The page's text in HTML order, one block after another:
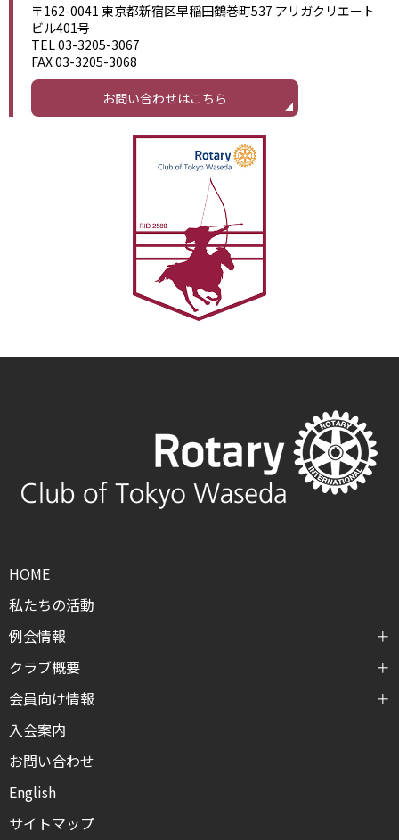
〒162-0041 東京都新宿区早稲田鶴巻町537 アリガクリエート
ビル401号
TEL 03-3205-3067
FAX 03-3205-3068
お問い合わせはこちら
HOME
私たちの活動
例会情報
クラブ概要
会員向け情報
入会案内
お問い合わせ
English
サイトマップ